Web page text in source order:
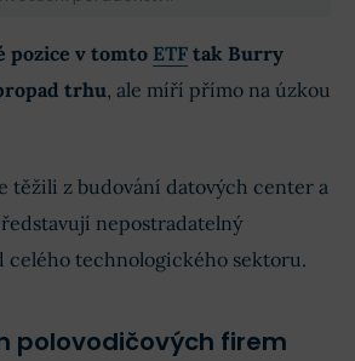
pozice v tomto ETF tak Burry
trhu, ale míří přímo na úzkou
těžili z budování datových center a
nepostradatelný
celého technologického sektoru.
polovodičových firem